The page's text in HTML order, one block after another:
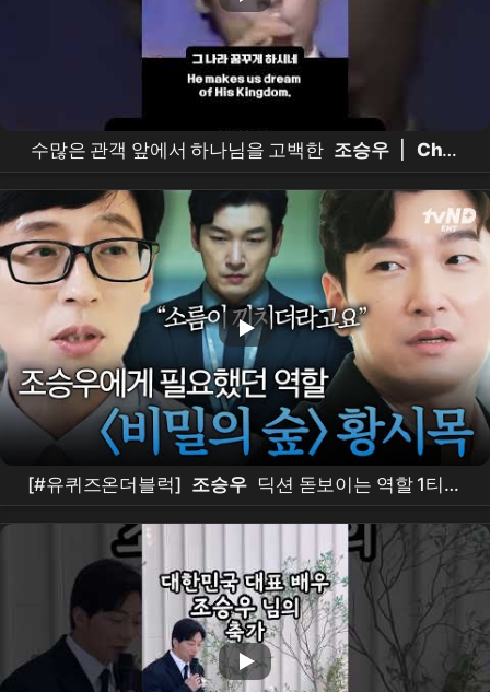
수많은 관객 앞에서 하나님을 고백한 조승우
Cho
Seung-woo Publicly Confesses His Faith [THE
GOD I MET | 내가 믿는 하나님]
[#유퀴즈온더블럭] 조승우 딕션 돋보이는 역할 1티어
ㄷㄷ 조승우 가 직접 밝힌 〈비밀의 숲〉 황시목 연기